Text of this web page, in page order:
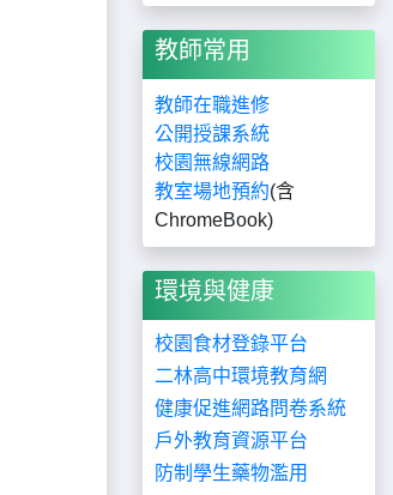
教師常用
教師在職進修
公開授課系統
校園無線網路
教室場地預約(含
ChromeBook)
環境與健康
校園食材登錄平台
二林高中環境教育網
健康促進網路問卷系統
戶外教育資源平台
防制學生藥物濫用